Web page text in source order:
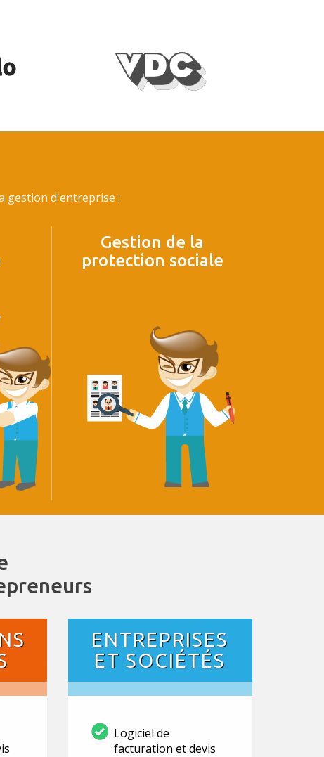
gestion d'entreprise :
Gestion de la
protection sociale
ENTREPRISES
ET SOCIÉTÉS
Logiciel de
facturation et devis